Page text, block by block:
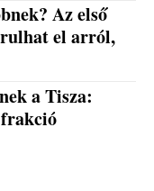
Az első
el arról,
a Tisza: